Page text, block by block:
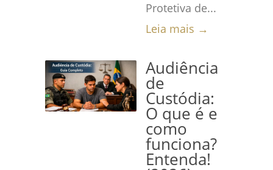
Protetiva de...
Leia mais →
Audiência
de
Custódia:
O que é e
como
funciona?
Entenda!